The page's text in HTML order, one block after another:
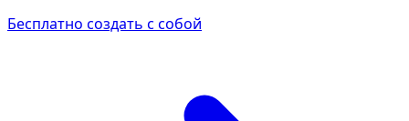
Бесплатно создать с собой